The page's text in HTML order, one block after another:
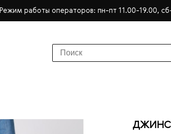
Режим работы операторов: пн-пт 11.00-19.00,
ДЖИНСЫ